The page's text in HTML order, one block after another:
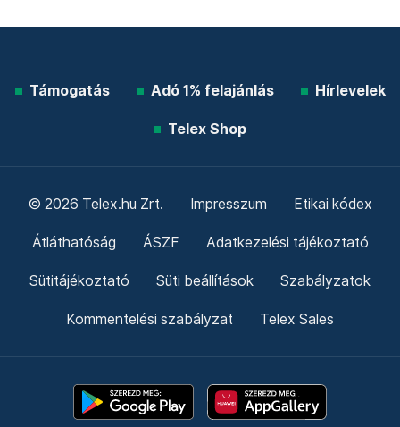
Támogatás Adó 1% felajánlás Hírlevelek
Telex Shop
© 2026 Telex.hu Zrt. Impresszum Etikai kódex
Átláthatóság ÁSZF Adatkezelési tájékoztató
Sütitájékoztató Süti beállítások Szabályzatok
Kommentelési szabályzat Telex Sales